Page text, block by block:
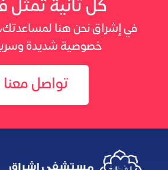
كل ثانية تمثل
في إشراق نحن هنا
خصوصية شديدة
تواصل معنا